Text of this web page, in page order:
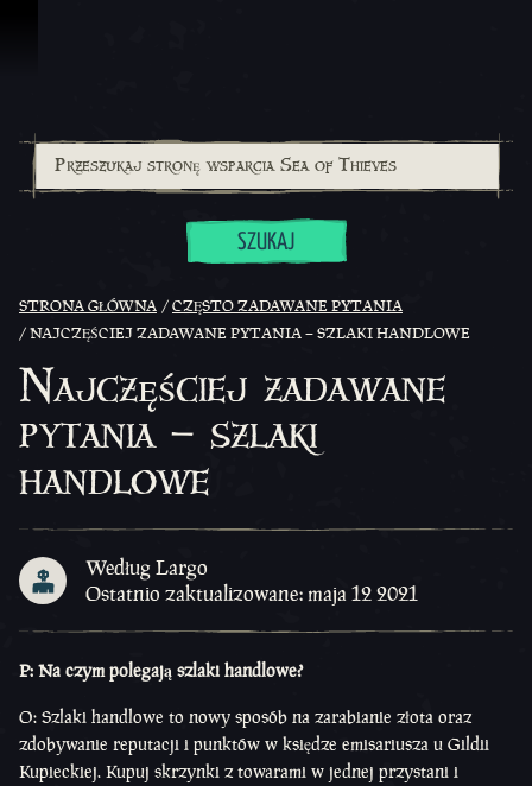
SZUKAJ
STRONA GŁÓWNA
CZĘSTO ZADAWANE PYTANIA
NAJCZĘŚCIEJ ZADAWANE PYTANIA – SZLAKI HANDLOWE
Najczęściej zadawane
pytania – szlaki
handlowe
Według Largo
Ostatnio zaktualizowane: maja 12 2021
P: Na czym polegają szlaki handlowe?
O: Szlaki handlowe to nowy sposób na zarabianie złota oraz
zdobywanie reputacji i punktów w księdze emisariusza u Gildii
Kupieckiej. Kupuj skrzynki z towarami w jednej przystani i